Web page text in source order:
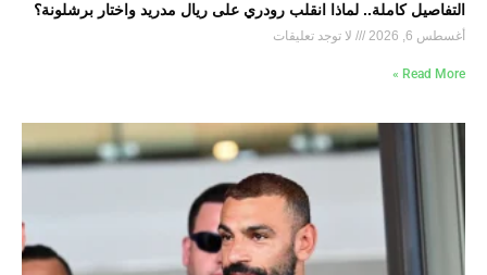
التفاصيل كاملة.. لماذا انقلب رودري على ريال مدريد واختار برشلونة؟
أغسطس 6, 2026 لا توجد تعليقات
Read More »